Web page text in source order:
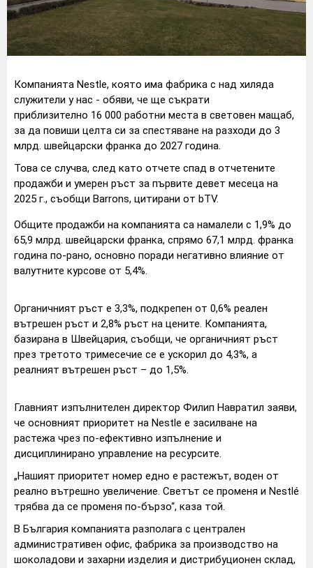
Компанията Nestlе, която има фабрика с над хиляда
служители у нас - обяви, че ще съкрати
приблизително 16 000 работни места в световен мащаб,
за да повиши целта си за спестяване на разходи до 3
млрд. швейцарски франка до 2027 година.
Това се случва, след като отчете спад в отчетените
продажби и умерен ръст за първите девет месеца на
2025 г., съобщи Barrons, цитирани от bTV.
Общите продажби на компанията са намалели с 1,9% до
65,9 млрд. швейцарски франка, спрямо 67,1 млрд. франка
година по-рано, основно поради негативно влияние от
валутните курсове от 5,4%.
Органичният ръст е 3,3%, подкрепен от 0,6% реален
вътрешен ръст и 2,8% ръст на цените. Компанията,
базирана в Швейцария, съобщи, че органичният ръст
през третото тримесечие се е ускорил до 4,3%, а
реалният вътрешен ръст – до 1,5%.
Главният изпълнителен директор Филип Навратил заяви,
че основният приоритет на Nestlе е засилване на
растежа чрез по-ефективно изпълнение и
дисциплинирано управление на ресурсите.
„Нашият приоритет номер едно е растежът, воден от
реално вътрешно увеличение. Светът се променя и Nestlé
трябва да се променя по-бързо“, каза той.
В България компанията разполага с централен
административен офис, фабрика за производство на
шоколадови и захарни изделия и дистрибуционен склад,